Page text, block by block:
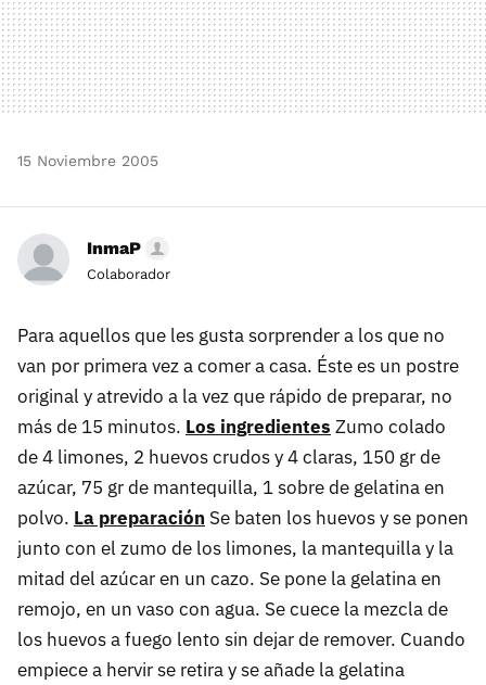
15 Noviembre 2005
InmaP
Colaborador
Para aquellos que les gusta sorprender a los que no
van por primera vez a comer a casa. Éste es un postre
original y atrevido a la vez que rápido de preparar, no
más de 15 minutos. Los ingredientes Zumo colado
de 4 limones, 2 huevos crudos y 4 claras, 150 gr de
azúcar, 75 gr de mantequilla, 1 sobre de gelatina en
polvo. La preparación Se baten los huevos y se ponen
junto con el zumo de los limones, la mantequilla y la
mitad del azúcar en un cazo. Se pone la gelatina en
remojo, en un vaso con agua. Se cuece la mezcla de
los huevos a fuego lento sin dejar de remover. Cuando
empiece a hervir se retira y se añade la gelatina